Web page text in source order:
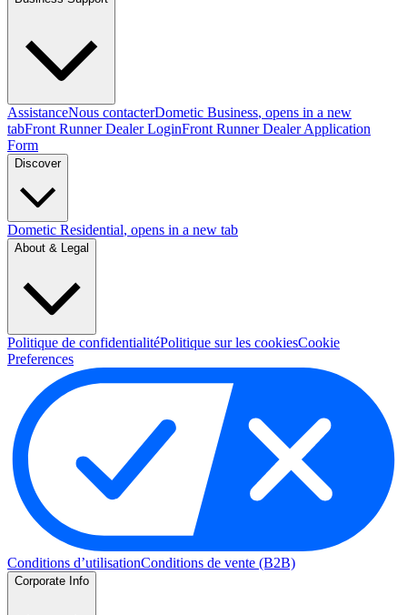
AssistanceNous contacterDometic Business, opens in a new
tabFront Runner Dealer LoginFront Runner Dealer Application
Form
Discover
Dometic Residential, opens in a new tab
About & Legal
Politique de confidentialitéPolitique sur les cookiesCookie
Preferences
Conditions d’utilisationConditions de vente (B2B)
Corporate Info